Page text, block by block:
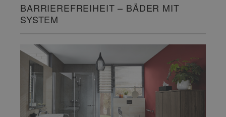
BARRIEREFREIHEIT – BÄDER MIT
SYSTEM